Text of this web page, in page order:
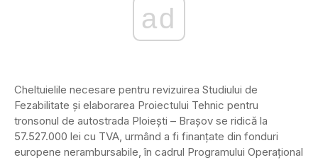
ad
Cheltuielile necesare pentru revizuirea Studiului de
Fezabilitate și elaborarea Proiectului Tehnic pentru
tronsonul de autostrada Ploiești – Brașov se ridică la
57.527.000 lei cu TVA, urmând a fi finanțate din fonduri
europene nerambursabile, în cadrul Programului Operaţional